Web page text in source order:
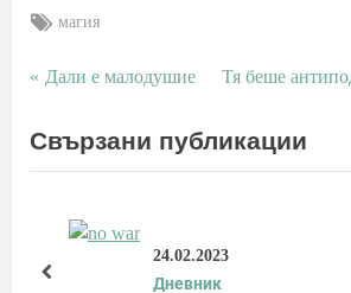
Tags:
магия
Навигация
P
e
s
Дали е малодушие
N
x
s
Тя беше
Свързани публикации
24.02.2023
Дневник
prev